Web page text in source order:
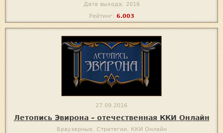
Дата выхода: 2016
Рейтинг: 6.003
27.09.2016
Летопись Эвирона – отечественная ККИ Онлайн
Браузерные, Стратегии, ККИ Онлайн